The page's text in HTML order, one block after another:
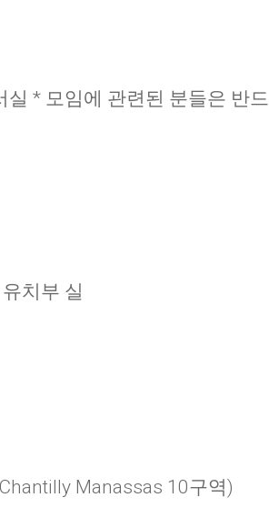
실 * 모임에 관련된 분들은 반드
치부 실
Manassas 10구역)